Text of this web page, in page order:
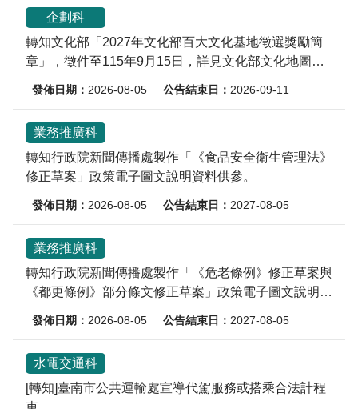
轉知文化部「2027年文化部百大文化基地徵選獎勵簡
章」，徵件至115年9月15日，詳見文化部文化地圖網
企劃科
2026-08-05 2026-09-11
轉知行政院新聞傳播處製作「《食品安全衛生管理法》
修正草案」政策電子圖文說明資料供參。
業務推廣科
2026-08-05 2027-08-05
轉知行政院新聞傳播處製作「《危老條例》修正草案與
《都更條例》部分條文修正草案」政策電子圖文說明資
業務推廣科
2026-08-05 2027-08-05
[轉知]臺南市公共運輸處宣導代駕服務或搭乘合法計程
水電交通科